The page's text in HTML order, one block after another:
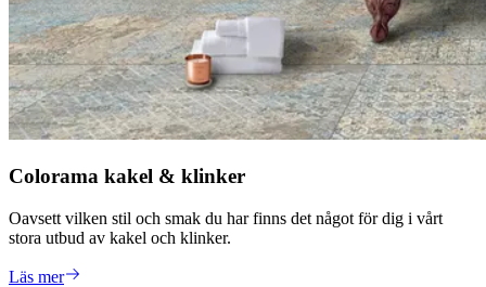
Colorama kakel & klinker
Oavsett vilken stil och smak du har finns det något för dig i vårt
stora utbud av kakel och klinker.
Läs mer